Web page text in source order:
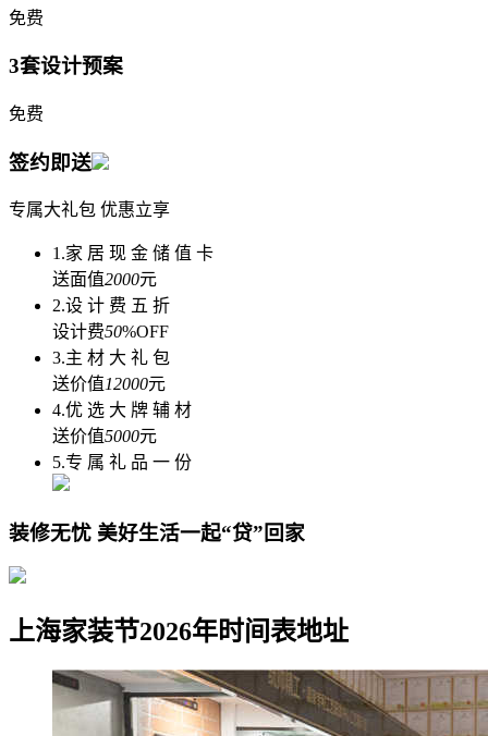
免费
3套设计预案
免费
签约即送
专属大礼包 优惠立享
1.家 居 现 金 储 值 卡
送面值2000元
2.设 计 费 五 折
设计费50%OFF
3.主 材 大 礼 包
送价值12000元
4.优 选 大 牌 辅 材
送价值5000元
5.专 属 礼 品 一 份
装修无忧 美好生活一起“贷”回家
上海家装节2026年时间表地址